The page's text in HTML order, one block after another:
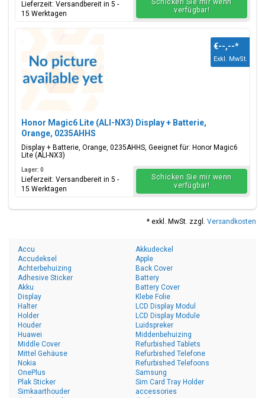
Lieferzeit: Versandbereit in 5 -
15 Werktagen
Schicken Sie mir wenn
verfügbar!
Honor Magic6 Lite (ALI-NX3) Display + Batterie,
Orange, 0235AHHS
Display + Batterie, Orange, 0235AHHS, Geeignet für: Honor Magic6
Lite (ALI-NX3)
€--,--*
Exkl. MwSt.
Lager: 0
Lieferzeit: Versandbereit in 5 -
15 Werktagen
Schicken Sie mir wenn
verfügbar!
* exkl. MwSt. zzgl. Versandkosten
Accu
Accudeksel
Achterbehuizing
Adhesive Sticker
Akku
Akkudeckel
Apple
Back Cover
Battery
Battery Cover
Display
Halter
Holder
Houder
Huawei
Klebe Folie
LCD Display Modul
LCD Display Module
Luidspreker
Middenbehuizing
Middle Cover
Mittel Gehäuse
Nokia
OnePlus
Plak Sticker
Refurbished Tablets
Refurbished Telefone
Refurbished Telefoons
Samsung
Sim Card Tray Holder
Simkaarthouder
accessories